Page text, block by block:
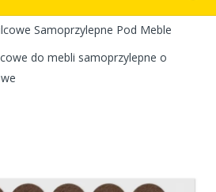
Samoprzylepne Pod Meble
do mebli samoprzylepne o